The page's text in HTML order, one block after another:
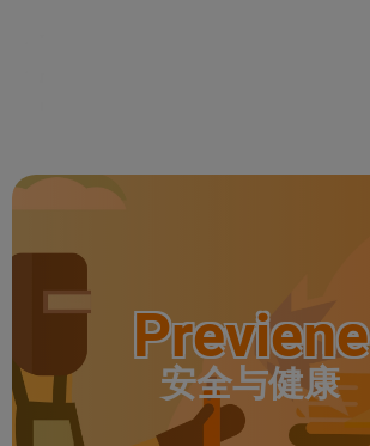
Previene
安全与健康